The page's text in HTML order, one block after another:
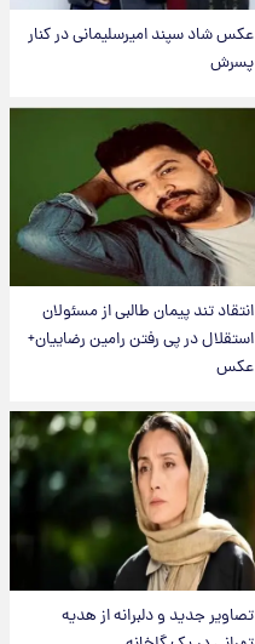
عکس شاد سپند امیرسلیمانی در کنار
پسرش
انتقاد تند پیمان طالبی از مسئولان
استقلال در پی رفتن رامین رضاییان+
عکس
تصاویر جدید و دلبرانه از هدیه